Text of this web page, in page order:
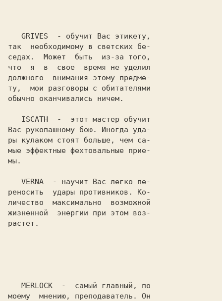
GRIVES
  - обучит Вас этикету,
так  необходимому в светских бе-
седах.  Может  быть  из-за того,
что  я  в  свое  время не уделил
должного  внимания этому предме-
ту,  мои разговоры с обитателями
обычно оканчивались ничем.
ISCATH
  -  этот мастер обучит
Вас рукопашному бою. Иногда уда-
ры кулаком стоят больше, чем са-
мые эффектные фехтовальные прие-
мы.
VERNA
  - научит Вас легко пе-
реносить  удары противников. Ко-
личество  максимально  возможной
жизненной  энергии при этом воз-
растет.
MERLOCK
  -  самый главный, по
моему  мнению, преподаватель. Он